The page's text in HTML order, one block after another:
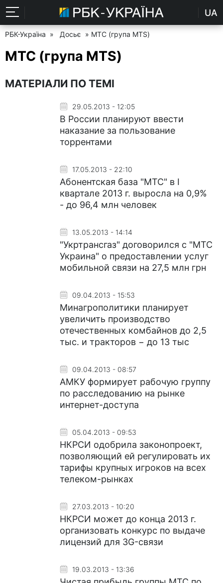
UA
РБК-Україна » Досьє » МТС (група MTS)
МТС (група MTS)
МАТЕРІАЛИ ПО ТЕМІ
29.05.2013 - 12:05
В России планируют ввести
наказание за пользование
торрентами
17.05.2013 - 22:10
Абонентская база "МТС" в І
квартале 2013 г. выросла на 0,9%
- до 96,4 млн человек
13.05.2013 - 14:14
"Укртрансгаз" договорился с "МТС
Украина" о предоставлении услуг
мобильной связи на 27,5 млн грн
09.04.2013 - 15:53
Минагрополитики планирует
увеличить производство
отечественных комбайнов до 2,5
тыс. и тракторов − до 13 тыс
09.04.2013 - 08:57
АМКУ формирует рабочую группу
по расследованию на рынке
интернет-доступа
05.04.2013 - 09:53
НКРСИ одобрила законопроект,
позволяющий ей регулировать их
тарифы крупных игроков на всех
телеком-рынках
27.03.2013 - 10:20
НКРСИ может до конца 2013 г.
организовать конкурс по выдаче
лицензий для 3G-связи
19.03.2013 - 13:36